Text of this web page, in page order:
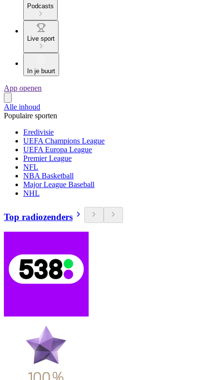
Podcasts
Live sport
In je buurt
App openen
Alle inhoud
Populaire sporten
Eredivisie
UEFA Champions League
UEFA Europa League
Premier League
NFL
NBA Basketball
Major League Baseball
NHL
Top radiozenders